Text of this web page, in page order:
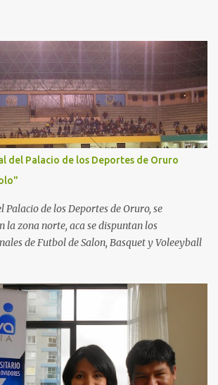
del Palacio de los Deportes de Oruro
Palacio de los Deportes de Oruro, se
la zona norte, aca se dispuntan los
de Futbol de Salon, Basquet y Voleeyball